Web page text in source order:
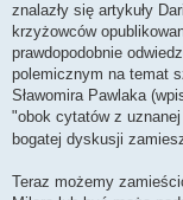
znalazły się artykuły
krzyżowców
prawdopodobnie
polemicznym na temat
Sławomira Pawlaka
"obok cytatów z
bogatej dyskusji
Teraz możemy